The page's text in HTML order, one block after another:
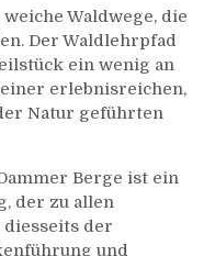
Waldwege, die
Der Waldlehrpfad
ein wenig an
einer erlebnisreichen,
Natur geführten
Berge ist ein
der zu allen
der
und